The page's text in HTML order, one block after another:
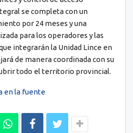
se completa con un
por 24 meses y una
para los operadores y las
integrarán la Unidad Lince en
de manera coordinada con su
todo el territorio provincial.
en la fuente